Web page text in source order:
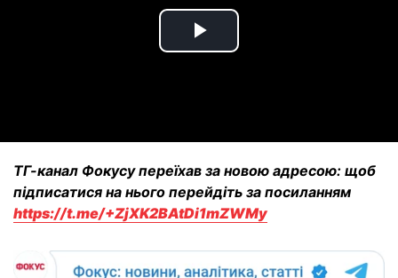
Play
ТГ-канал Фокусу переїхав за новою адресою: щоб
підписатися на нього перейдіть за посиланням
https://t.me/+ZjXK2BAtDi1mZWMy